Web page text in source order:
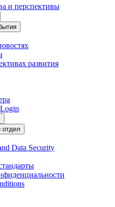
и перспективы
развития
отдел
Data Security